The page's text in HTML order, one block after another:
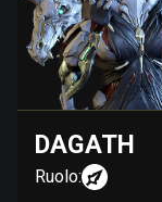
DAGATH
Ruolo: